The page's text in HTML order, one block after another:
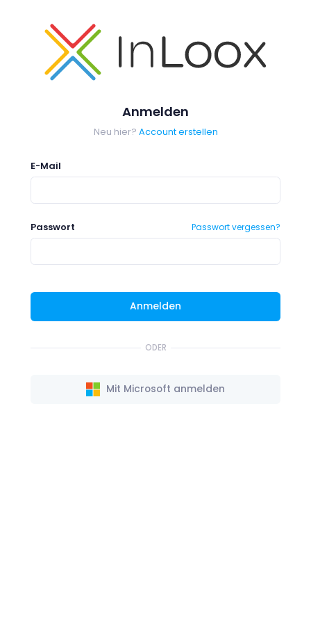
Anmelden
Neu hier? Account erstellen
E-Mail
Passwort Passwort vergessen?
Anmelden
ODER
Mit Microsoft anmelden